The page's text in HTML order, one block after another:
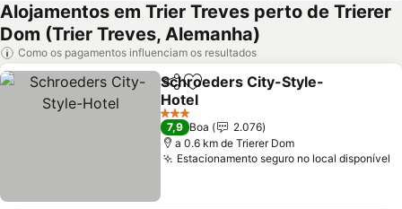
Alojamentos em Trier Treves perto de Trierer
Dom (Trier Treves, Alemanha)
Como os pagamentos influenciam os resultados
PartilharAdicionar aos favoritos
Schroeders City-Style-
Hotel
Ver preços
3 Estrelas
7,9 Boa
2.076
a 0.6 km de Trierer Dom
Estacionamento seguro no local disponível